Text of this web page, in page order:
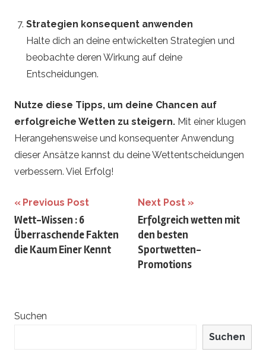
Strategien konsequent anwenden
Halte dich an deine entwickelten Strategien und
beobachte deren Wirkung auf deine
Entscheidungen.
Nutze diese Tipps, um deine Chancen auf
erfolgreiche Wetten zu steigern. Mit einer klugen
Herangehensweise und konsequenter Anwendung
dieser Ansätze kannst du deine Wettentscheidungen
verbessern. Viel Erfolg!
Beitrags-
Navigation
Previous Post
Wett-Wissen : 6
Überraschende Fakten
die Kaum Einer Kennt
Next Post
Erfolgreich wetten mit
den besten
Sportwetten-
Promotions
Suchen
Suchen